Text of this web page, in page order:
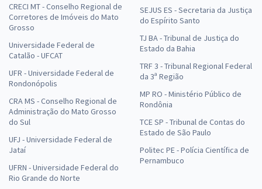
CRECI MT - Conselho Regional de
Corretores de Imóveis do Mato
Grosso
Universidade Federal de
Catalão - UFCAT
UFR - Universidade Federal de
Rondonópolis
CRA MS - Conselho Regional de
Administração do Mato Grosso
do Sul
UFJ - Universidade Federal de
Jataí
UFRN - Universidade Federal do
Rio Grande do Norte
SEJUS ES - Secretaria da Justiça
do Espírito Santo
TJ BA - Tribunal de Justiça do
Estado da Bahia
TRF 3 - Tribunal Regional Federal
da 3ª Região
MP RO - Ministério Público de
Rondônia
TCE SP - Tribunal de Contas do
Estado de São Paulo
Politec PE - Polícia Científica de
Pernambuco